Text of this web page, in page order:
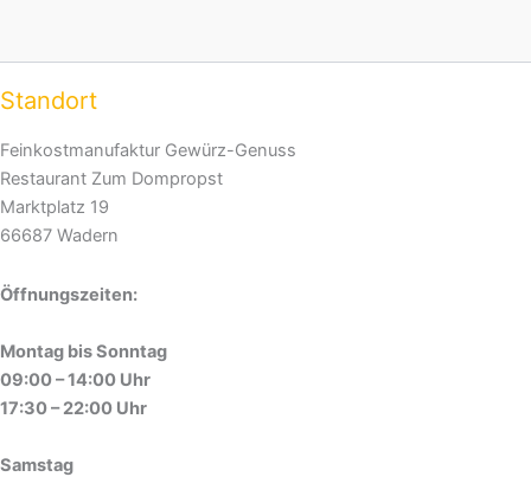
Standort
Feinkostmanufaktur Gewürz-Genuss
Restaurant Zum Dompropst
Marktplatz 19
66687 Wadern
Öffnungszeiten:
Montag bis Sonntag
09:00 – 14:00 Uhr
17:30 – 22:00 Uhr
Samstag